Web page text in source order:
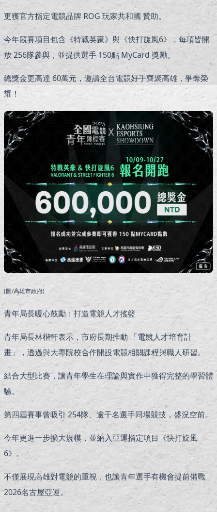
更獲官方指定電競品牌 ROG 玩家共和國 贊助。
今年競賽項目包含《特戰英豪》與《快打旋風6》，每項皆開
放 256隊參與，並提供選手 150點 MyCard 獎勵。
總獎金更高達 60萬元，邀請全台電競好手齊聚高雄，爭奪榮
耀！
(圖/高雄市政府)
青年局長暖心鼓勵：打造電競人才搖籃
青年局長林楷軒表示，市府長期推動 「電競人才培育計
畫」，透過與大專院校合作開設電競相關課程與職人研習。
結合大型比賽，讓青年學生在理論與實作中獲得完整的學習體
驗。
第四屆賽事曾吸引 254隊、逾千名選手同場競技，盛況空前。
今年更進一步擴大規模，並納入亞運指定項目《快打旋風
6》。
不僅展現高雄對電競的重視，也讓青年選手有機會提前備戰
2026名古屋亞運。